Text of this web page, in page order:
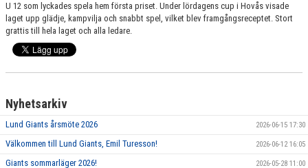
U 12 som lyckades spela hem första priset. Under lördagens cup i Hovås visade
laget upp glädje, kampvilja och snabbt spel, vilket blev framgångsreceptet. Stort
grattis till hela laget och alla ledare.
Nyhetsarkiv
Lund Giants årsmöte 2026 2026-06-15 17:30
Välkommen till Lund Giants, Emil Turesson! 2026-06-12 16:05
Giants sommarläger 2026! 2026-05-28 11:00